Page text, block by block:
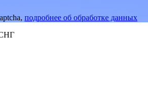
подробнее об обработке данных